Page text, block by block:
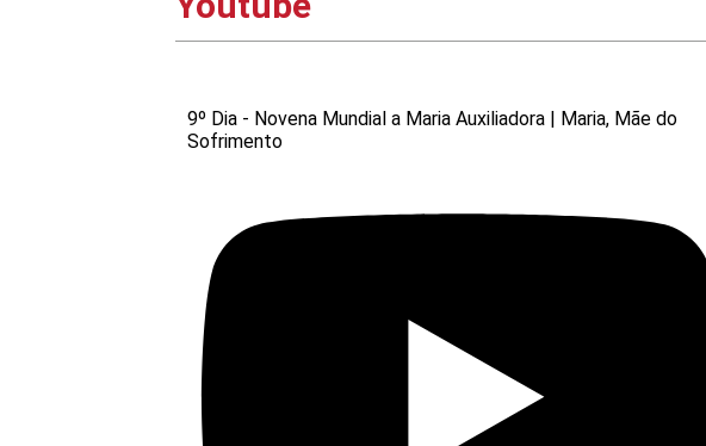
9º Dia - Novena Mundial a Maria Auxiliadora | Maria, Mãe do
Sofrimento